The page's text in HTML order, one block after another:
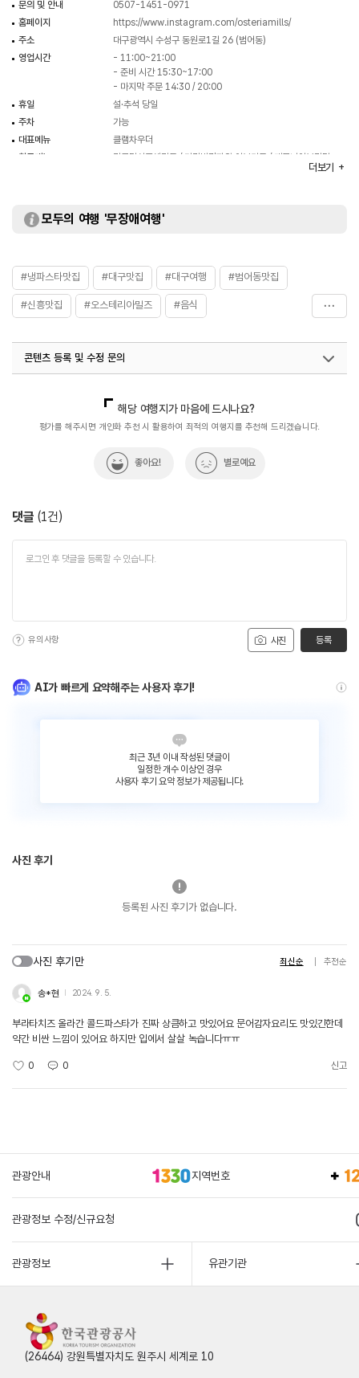
문의 및 안내
0507-1451-0971
홈페이지
https://www.instagram.com/osteriamills/
주소
대구광역시 수성구 동원로1길 26 (범어동)
영업시간
- 11:00~21:00
- 준비 시간 15:30~17:00
- 마지막 주문 14:30 / 20:00
휴일
설·추석 당일
주차
가능
대표메뉴
클램차우더
취급메뉴
리코타치즈샐러드 / 가리비관자와 아보카도 / 레모니아부라타
더보기
모두의 여행 '무장애여행'
#냉파스타맛집 #대구맛집 #대구여행 #범어동맛집
#신흥맛집 #오스테리아밀즈 #음식
콘텐츠 등록 및 수정 문의
해당 여행지가 마음에 드시나요?
평가를 해주시면 개인화 추천 시 활용하여 최적의 여행지를 추천해 드리겠습니다.
좋아요! 별로예요
댓글 (1건)
사진
유의사항 등록
AI가 빠르게 요약해주는 사용자 후기!
최근 3년 이내 작성된 댓글이
일정한 개수 이상인 경우
사용자 후기 요약 정보가 제공됩니다.
사진 후기
등록된 사진 후기가 없습니다.
사진 후기만 최신순 추천순
송*현 2024. 9. 5.
부라타치즈 올라간 콜드파스타가 진짜 상큼하고 맛있어요 문어감자요리도 맛있긴한데
약간 비싼 느낌이 있어요 하지만 입에서 살살 녹습니다ㅠㅠ
0 0 신고
관광안내 지역번호
관광정보 수정/신규요청
관광정보 유관기관
(26464) 강원특별자치도 원주시 세계로 10